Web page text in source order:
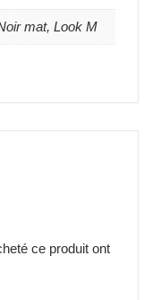
mat, Look M
ce produit ont